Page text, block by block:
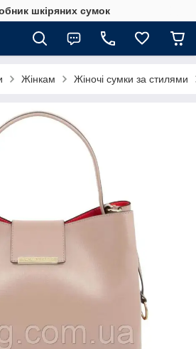
шкіряних сумок
Жінкам Жіночі сумки за стилями